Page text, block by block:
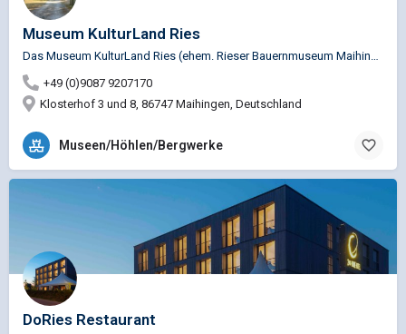
Museum KulturLand Ries
Das Museum KulturLand Ries (ehem. Rieser Bauernmuseum Maihingen) füllt als Regionalmuseum unter der…
+49 (0)9087 9207170
Klosterhof 3 und 8, 86747 Maihingen, Deutschland
Museen/Höhlen/Bergwerke
DoRies Restaurant